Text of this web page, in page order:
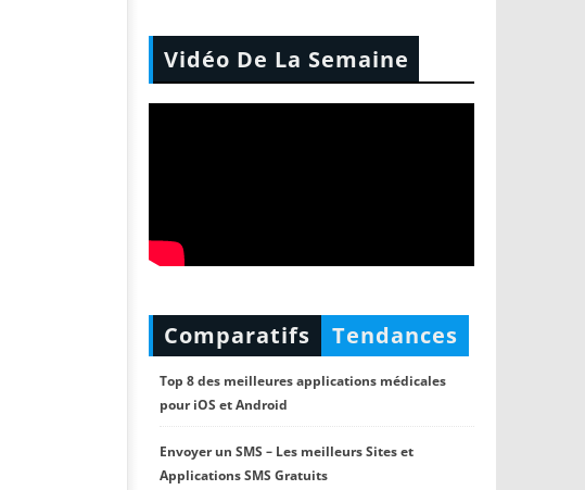
Vidéo De La Semaine
Comparatifs Tendances
Top 8 des meilleures applications médicales
pour iOS et Android
Envoyer un SMS – Les meilleurs Sites et
Applications SMS Gratuits